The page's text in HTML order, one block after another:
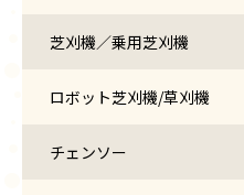
芝刈機／乗用芝刈機
ロボット芝刈機/草刈機
チェンソー